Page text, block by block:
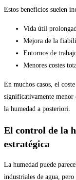
Estos beneficios suelen
Vida útil
Mejora de la
Entornos de
Menores costes
En muchos casos, el
significativamente menor
la humedad a posteriori.
El control de la
estratégica
La humedad puede
industriales de agua,